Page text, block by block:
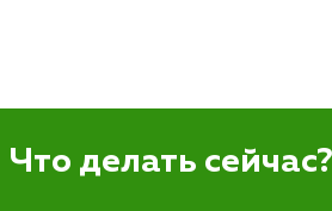
Что делать сейчас?